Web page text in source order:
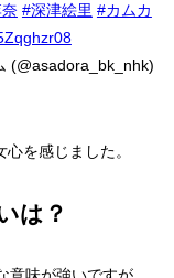
#深津絵里 #カムカ
(@asadora_bk_nhk)
を感じました。
は？